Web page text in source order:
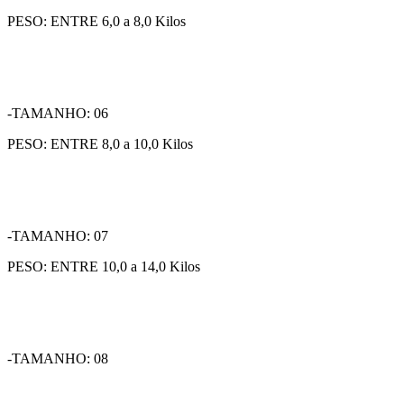
PESO: ENTRE 6,0 a 8,0 Kilos
-TAMANHO: 06
PESO: ENTRE 8,0 a 10,0 Kilos
-TAMANHO: 07
PESO: ENTRE 10,0 a 14,0 Kilos
-TAMANHO: 08